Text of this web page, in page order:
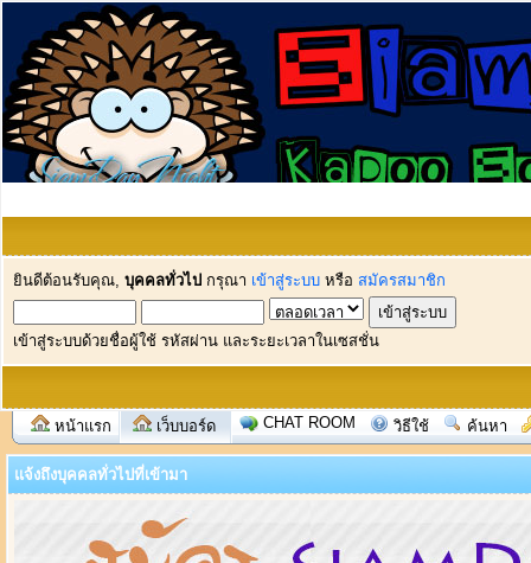
ยินดีต้อนรับคุณ, บุคคลทั่วไป กรุณา เข้าสู่ระบบ หรือ สมัครสมาชิก
เข้าสู่ระบบด้วยชื่อผู้ใช้ รหัสผ่าน และระยะเวลาในเซสชั่น
หน้าแรก เว็บบอร์ด CHAT ROOM วิธีใช้ ค้นหา
แจ้งถึงบุคคลทั่วไปที่เข้ามา